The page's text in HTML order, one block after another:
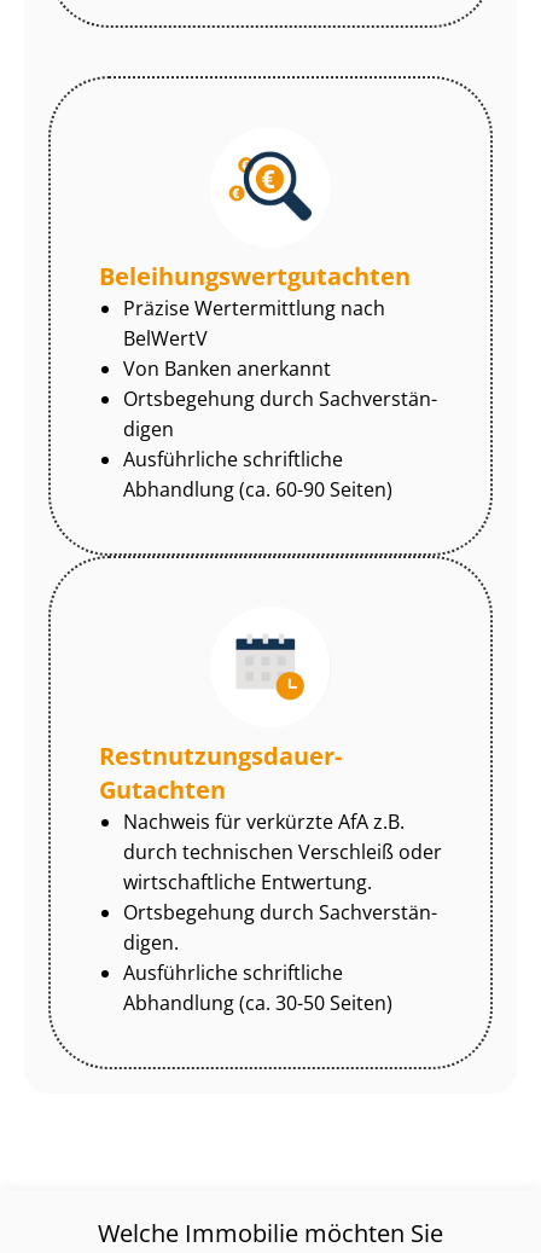
Be­lei­hungs­wert­gut­ach­ten
Präzise Wertermittlung nach
BelWertV
Von Banken anerkannt
Ortsbegehung durch Sach­ver­stän­
di­gen
Ausführliche schriftliche
Abhandlung (ca. 60-90 Seiten)
Rest­nut­zungs­dau­er-
Gutachten
Nachweis für verkürzte AfA z.B.
durch technischen Verschleiß oder
wirtschaftliche Entwertung.
Ortsbegehung durch Sach­ver­stän­
di­gen.
Ausführliche schriftliche
Abhandlung (ca. 30-50 Seiten)
Welche Immobilie möchten Sie